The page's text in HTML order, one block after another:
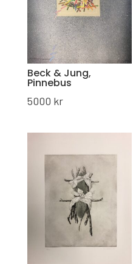
Beck & Jung,
Pinnebus
5000 kr